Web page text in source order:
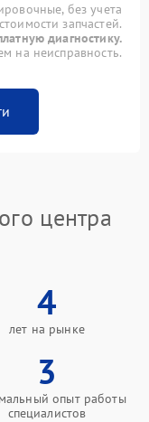
без учета
стоимости запчастей.
диагностику.
на неисправность.
центра
4
лет на рынке
3
опыт работы
специалистов